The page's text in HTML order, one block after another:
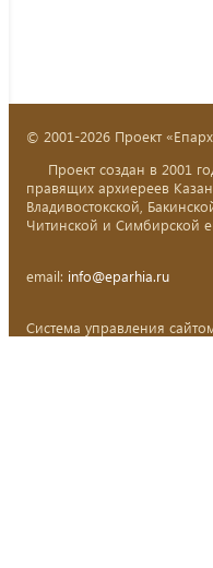
© 2001-2026 Проект
Проект создан в 2001
правящих архиереев
Владивостокской,
Читинской и Симбирской
email: info@eparhia.ru
Система управления